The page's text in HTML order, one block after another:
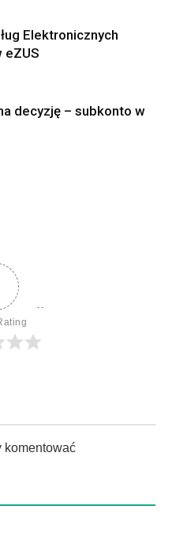
Elektronicznych
eZUS
decyzję – subkonto w
komentować